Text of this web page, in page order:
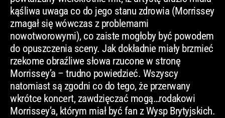
kąśliwa uwaga co do jego stanu zdrowia (Morrissey
zmagał się wówczas z problemami
nowotworowymi), co zaiste mogłoby być powodem
do opuszczenia sceny. Jak dokładnie miały brzmieć
rzekome obraźliwe słowa rzucone w stronę
Morrissey’a – trudno powiedzieć. Wszyscy
natomiast są zgodni co do tego, że przerwany
wkrótce koncert, zawdzięczać mogą…rodakowi
Morrissey’a, którym miał być fan z Wysp Brytyjskich.